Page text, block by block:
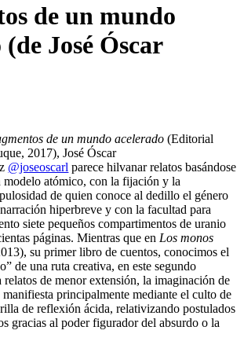
de un mundo
José Óscar
de un mundo acelerado (Editorial
2017), José Óscar
@joseoscarl parece hilvanar relatos basándose
modelo atómico, con la fijación y la
de quien conoce al dedillo el género
hiperbreve y con la facultad para
siete pequeños compartimentos de uranio
páginas. Mientras que en Los monos
su primer libro de cuentos, conocimos el
de una ruta creativa, en este segundo
de menor extensión, la imaginación de
manifiesta principalmente mediante el culto de
de reflexión ácida, relativizando postulados
gracias al poder figurador del absurdo o la